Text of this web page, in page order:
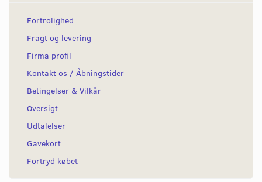
Fortrolighed
Fragt og levering
Firma profil
Kontakt os / Åbningstider
Betingelser & Vilkår
Oversigt
Udtalelser
Gavekort
Fortryd købet